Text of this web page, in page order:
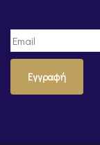
Εγγραφή